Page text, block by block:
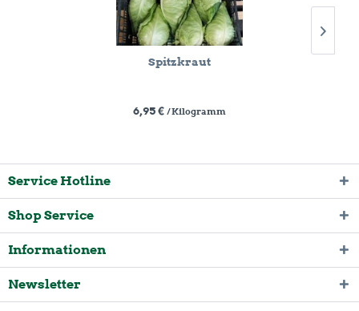
Spitzkraut
6,95 € / Kilogramm
Service Hotline
Shop Service
Informationen
Newsletter